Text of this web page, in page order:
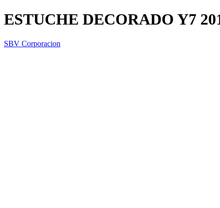
ESTUCHE DECORADO Y7
SBV Corporacion